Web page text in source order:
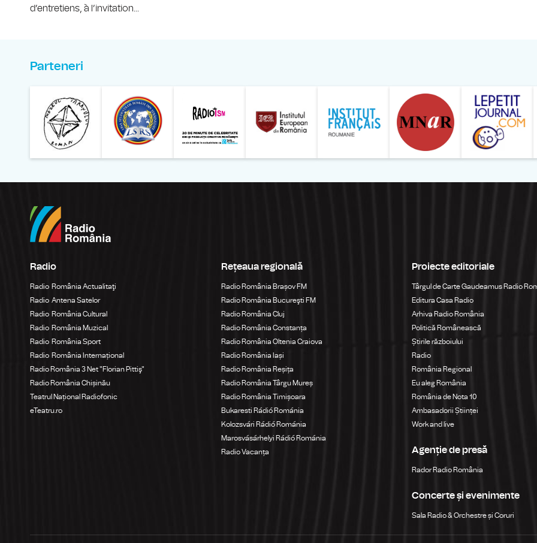
d’entretiens, à l’invitation...
Parteneri
Liga Studentilor Romani din Strainatate - LSRS
Modernism | The Leading Romanian Art Magazine
Institului European din România
Institutul
Radio
Radio România Actualitaţi
Radio Antena Satelor
Radio România Cultural
Radio România Muzical
Radio România Sport
Radio România Internațional
Radio România 3 Net "Florian Pittiş"
Radio România Chișinău
Teatrul Național Radiofonic
eTeatru.ro
Rețeaua regională
Radio România Brașov FM
Radio România Bucureşti FM
Radio România Cluj
Radio România Constanța
Radio România Oltenia Craiova
Radio România Iași
Radio România Reșița
Radio România Târgu Mureș
Radio România Timișoara
Bukaresti Rádió Románia
Kolozsvári Rádió Románia
Marosvásárhelyi Rádió Románia
Radio Vacanța
Proiecte editoriale
Târgul de Carte Gaudeamus Radio
Editura Casa Radio
Arhiva Radio România
Politică Românească
Știrile războiului
Radio
România Regional
Eu aleg România
România de Nota 10
Ambasadorii Științei
Work and live
Agenție de presă
Rador Radio România
Concerte și evenimente
Sala Radio & Orchestre și Coruri